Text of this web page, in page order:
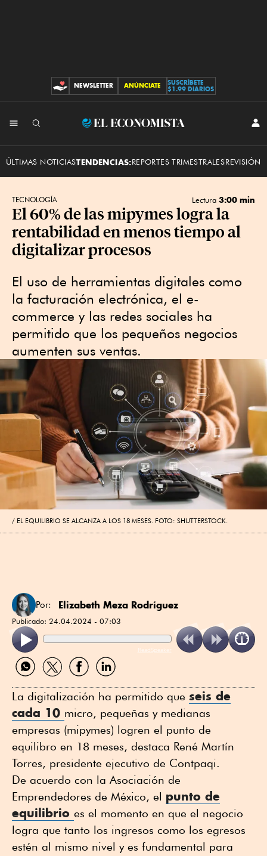
CONTRIBUCIONES
NEWSLETTER ANÚNCIATE
SUSCRÍBETE
$1.99 DIARIOS
El
ÚLTIMAS NOTICIASTENDENCIAS:REPORTES TRIMESTRALESREVISIÓN
TECNOLOGÍA Lectura 3:00 min
El 60% de las mipymes logra la
rentabilidad en menos tiempo al
digitalizar procesos
El uso de herramientas digitales como
la facturación electrónica, el e-
commerce y las redes sociales ha
permitido que los pequeños negocios
aumenten sus ventas.
EL EQUILIBRIO SE ALCANZA A LOS 18 MESES. FOTO: SHUTTERSTOCK.
Por: Elizabeth Meza Rodríguez
Publicado: 24.04.2024 - 07:03
ReadSpeaker
Compartir
por
Compartir
por
Compartir
por
Compartir
por
La digitalización ha permitido que seis de
cada 10 micro, pequeñas y medianas
empresas (mipymes) logren el punto de
equilibro en 18 meses, destaca René Martín
Torres, presidente ejecutivo de Contpaqi.
De acuerdo con la Asociación de
Emprendedores de México, el punto de
equilibrio es el momento en que el negocio
logra que tanto los ingresos como los egresos
estén al mismo nivel y es fundamental para